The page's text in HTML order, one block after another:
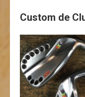
Custom de